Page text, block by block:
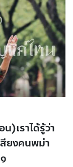
)เราได้รู้ว่า
ยงคนพม่า